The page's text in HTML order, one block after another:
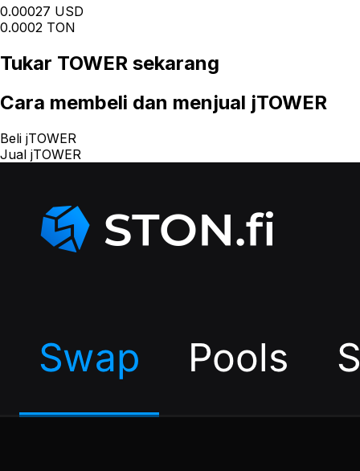
0.00027 USD
0.0002 TON
Tukar TOWER sekarang
Cara membeli dan menjual jTOWER
Beli jTOWER
Jual jTOWER